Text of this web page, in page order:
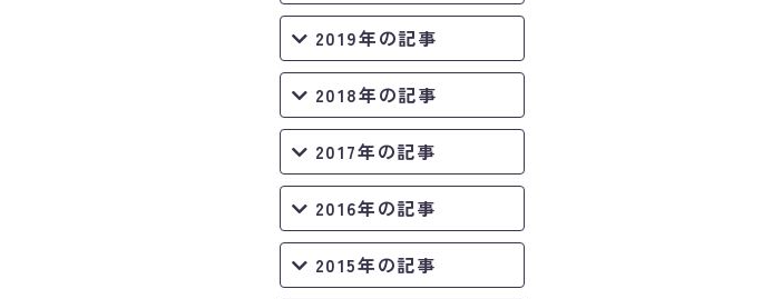
2019年の記事
2018年の記事
2017年の記事
2016年の記事
2015年の記事